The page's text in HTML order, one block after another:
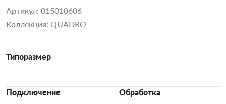
Артикул: 015010606
Коллекция: QUADRO
Типоразмер
Подключение Обработка